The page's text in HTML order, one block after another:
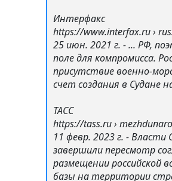
Интерфакс
https://www.interfax.ru ›
25 июн. 2021 г. - ... РФ,
поле для компромисса.
присутствие военно-
счет создания в Судане
ТАСС
https://tass.ru ›
11 февр. 2023 г. - Власти
завершили пересмотр
размещении российской
базы на территории